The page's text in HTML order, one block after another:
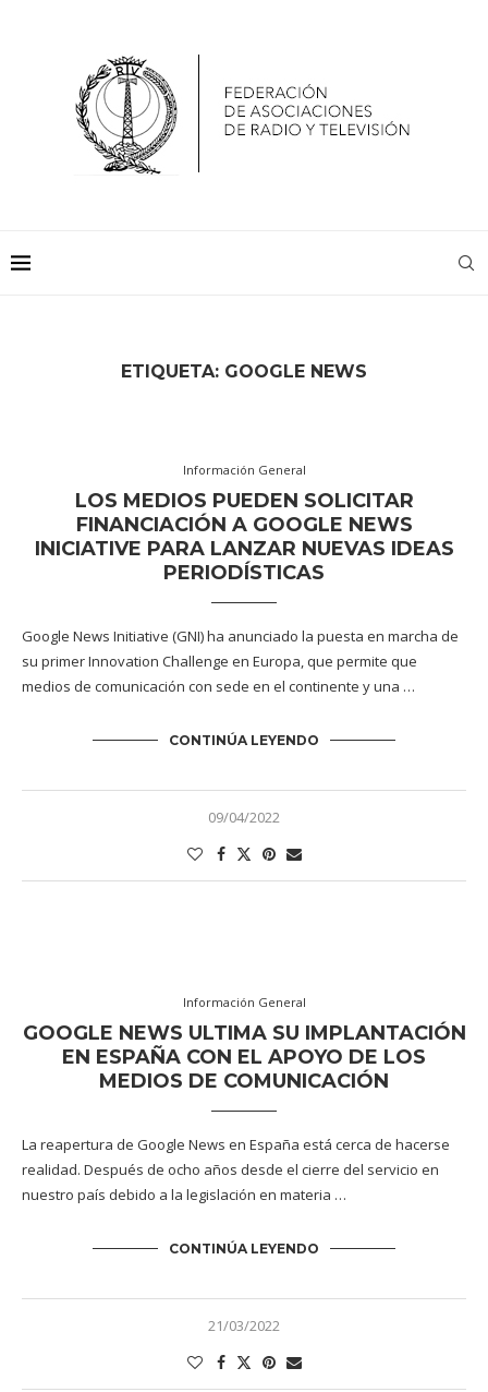
ETIQUETA: GOOGLE NEWS
Información General
LOS MEDIOS PUEDEN SOLICITAR
FINANCIACIÓN A GOOGLE NEWS
INICIATIVE PARA LANZAR NUEVAS IDEAS
PERIODÍSTICAS
Google News Initiative (GNI) ha anunciado la puesta en marcha de
su primer Innovation Challenge en Europa, que permite que
medios de comunicación con sede en el continente y una …
CONTINÚA LEYENDO
09/04/2022
Información General
GOOGLE NEWS ULTIMA SU IMPLANTACIÓN
EN ESPAÑA CON EL APOYO DE LOS
MEDIOS DE COMUNICACIÓN
La reapertura de Google News en España está cerca de hacerse
realidad. Después de ocho años desde el cierre del servicio en
nuestro país debido a la legislación en materia …
CONTINÚA LEYENDO
21/03/2022